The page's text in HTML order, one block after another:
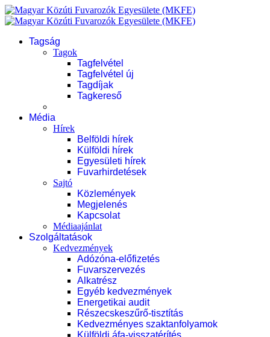
Tagság
Tagok
Tagfelvétel
Tagfelvétel új
Tagdíjak
Tagkereső
Média
Hírek
Belföldi hírek
Külföldi hírek
Egyesületi hírek
Fuvarhirdetések
Sajtó
Közlemények
Megjelenés
Kapcsolat
Médiaajánlat
Szolgáltatások
Kedvezmények
Adózóna-előfizetés
Fuvarszervezés
Alkatrész
Egyéb kedvezmények
Energetikai audit
Részecskeszűrő-tisztítás
Kedvezményes szaktanfolyamok
Külföldi áfa-visszatérítés